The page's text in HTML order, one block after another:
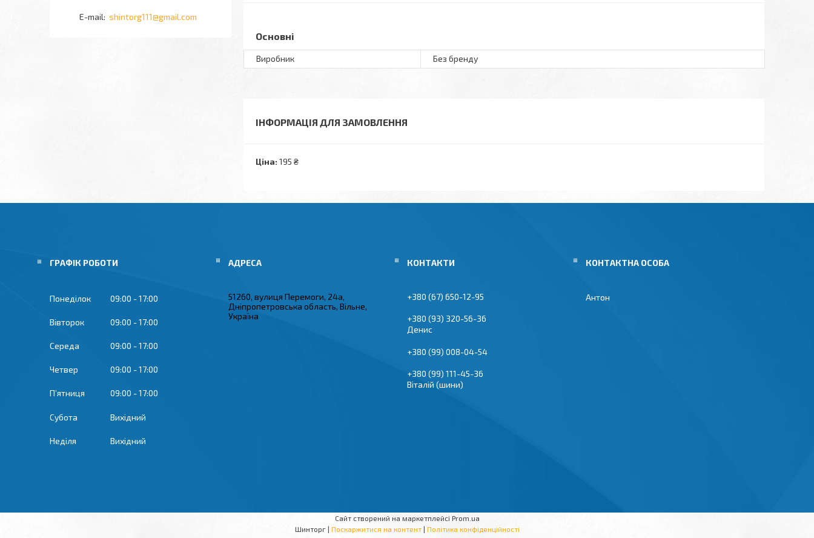
Основні
Виробник Без бренду
ІНФОРМАЦІЯ ДЛЯ ЗАМОВЛЕННЯ
Ціна: 195 ₴
shintorg111@gmail.com
ГРАФІК РОБОТИ
Понеділок 09:00 17:00
Вівторок 09:00 17:00
Середа 09:00 17:00
Четвер 09:00 17:00
Пʼятниця 09:00 17:00
Субота Вихідний
Неділя Вихідний
51260, вулиця Перемоги, 24а,
Дніпропетровська область, Вільне,
Україна
+380 (67) 650-12-95
+380 (93) 320-56-36
Денис
+380 (99) 008-04-54
+380 (99) 111-45-36
Віталій (шини)
Антон
Сайт створений на маркетплейсі Prom.ua
Шинторг | Поскаржитися на контент | Політика конфіденційності